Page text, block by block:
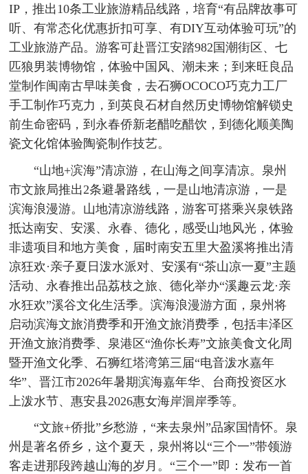
IP，推出10条工业旅游精品线路，培育“有品牌故事可
听、有常态化优惠折扣可享、有DIY互动体验可玩”的
工业旅游产品。游客可赴晋江安踏982国潮街区、七
匹狼男装博物馆，体验中国风、潮未来；到来旺良品
堂制作闽南古早味美食，去石狮OCOCO巧克力工厂
手工制作巧克力，到英良石材自然历史博物馆解锁史
前生命密码，到永春侨新老醋吃醋饮，到德化顺美陶
瓷文化馆体验陶瓷制作技艺。
“山地+滨海”清凉游，在山海之间享清凉。泉州
市文旅局推出2条避暑路线，一是山地清凉游，一是
滨海浪漫游。山地清凉游线路，游客可搭乘兴泉铁路
抵达南安、安溪、永春、德化，感受山地风光，体验
非遗项目和地方美食，届时南安五里大盈溪将推出清
凉狂欢·亲子夏日泼水派对、安溪有“茶山凉一夏”主题
活动、永春推出品荔枝之旅、德化举办“溪趣云龙·亲
水狂欢”溪谷文化生活季。滨海浪漫游方面，泉州将
启动滨海文旅消费季和开渔文旅消费季，包括丰泽区
开渔文旅消费季、泉港区“渔你长寿”文旅美食文化周
暨开渔文化季、石狮红塔湾第三届“电音泼水嘉年
华”、晋江市2026年暑期滨海嘉年华、台商投资区水
上泼水节、惠安县2026惠女海岸洄岸季等。
“文旅+侨批”乡愁游，“来去泉州”品家国情怀。泉
州是著名侨乡，这个夏天，泉州将以“三个一”带领游
客走进那段跨越山海的岁月。“三个一”即：发布一首